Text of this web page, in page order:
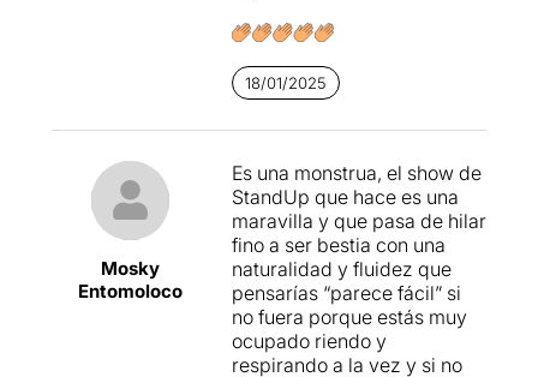
18/01/2025
Mosky
Entomoloco
Es una monstrua, el show de
StandUp que hace es una
maravilla y que pasa de hilar
fino a ser bestia con una
naturalidad y fluidez que
pensarías “parece fácil” si
no fuera porque estás muy
ocupado riendo y
respirando a la vez y si no